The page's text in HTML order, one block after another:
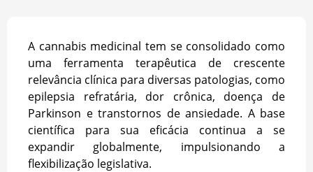
A cannabis medicinal tem se consolidado como
uma ferramenta terapêutica de crescente
relevância clínica para diversas patologias, como
epilepsia refratária, dor crônica, doença de
Parkinson e transtornos de ansiedade. A base
científica para sua eficácia continua a se
expandir globalmente, impulsionando a
flexibilização legislativa.